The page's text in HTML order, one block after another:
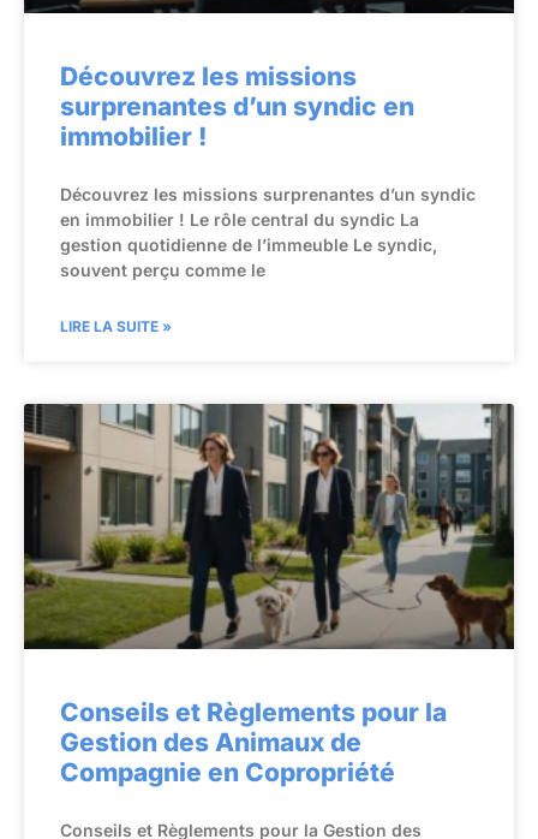
Découvrez les missions
surprenantes d’un syndic en
immobilier !
Découvrez les missions surprenantes d’un syndic
en immobilier ! Le rôle central du syndic La
gestion quotidienne de l’immeuble Le syndic,
souvent perçu comme le
LIRE LA SUITE »
Conseils et Règlements pour la
Gestion des Animaux de
Compagnie en Copropriété
Conseils et Règlements pour la Gestion des